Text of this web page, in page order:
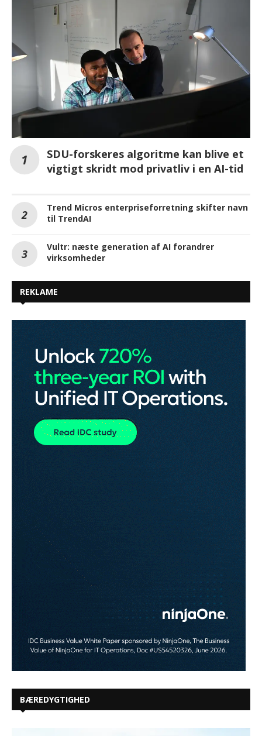
SDU-forskeres algoritme kan blive et
vigtigt skridt mod privatliv i en AI-tid
Trend Micros enterpriseforretning skifter navn
til TrendAI
Vultr: næste generation af AI forandrer
virksomheder
REKLAME
BÆREDYGTIGHED